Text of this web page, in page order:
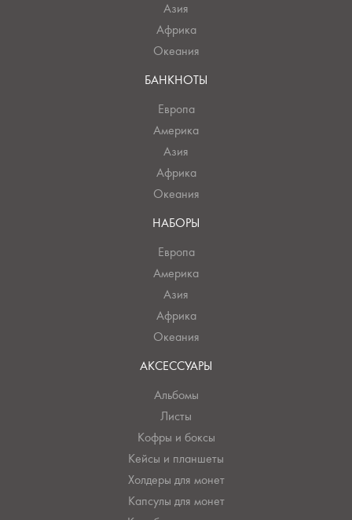
Азия
Африка
Океания
БАНКНОТЫ
Европа
Америка
Азия
Африка
Океания
НАБОРЫ
Европа
Америка
Азия
Африка
Океания
АКСЕССУАРЫ
Альбомы
Листы
Кофры и боксы
Кейсы и планшеты
Холдеры для монет
Капсулы для монет